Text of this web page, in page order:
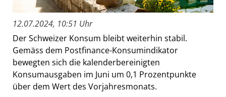
12.07.2024, 10:51 Uhr
Der Schweizer Konsum bleibt weiterhin stabil.
Gemäss dem Postfinance-Konsumindikator
bewegten sich die kalenderbereinigten
Konsumausgaben im Juni um 0,1 Prozentpunkte
über dem Wert des Vorjahresmonats.